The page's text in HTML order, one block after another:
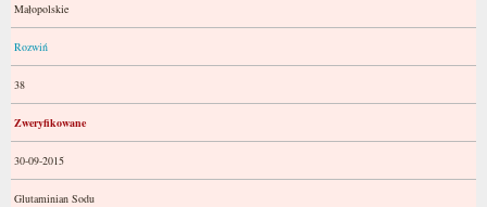
Małopolskie
Rozwiń
38
Zweryfikowane
30-09-2015
Glutaminian Sodu